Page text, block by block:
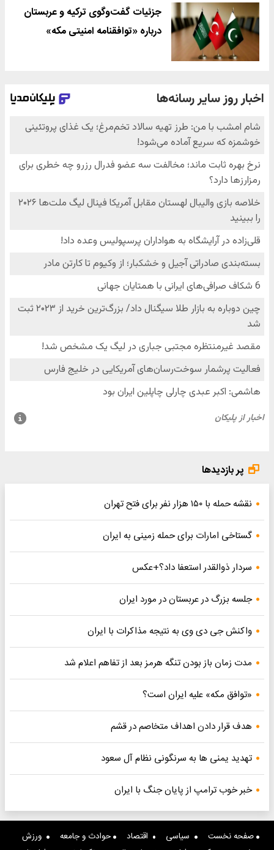
جزئیات گفت‌وگوی ترکیه و عربستان
درباره «توافقنامه امنیتی مکه»
پر بازدیدها
نقشه حمله با ۱۵۰ هزار نفر برای فتح تهران
گستاخی امارات برای حمله زمینی به ایران
سردار ذوالقدر استعفا داد؟+عکس
جلسه بزرگ در عربستان در مورد ایران
واکنش جی دی وی به نتیجه مذاکرات با ایران
مدت زمان باز بودن تنگه هرمز بعد از تفاهم اعلام شد
«توافق مکه» علیه ایران است؟
هدف قرار دادن اهداف متخاصم در قشم
تهدید یمنی ها به سرنگونی نظام آل سعود
خبر خوب ترامپ از پایان جنگ با ایران
صفحه نخست سیاسی اقتصاد حوادث و جامعه
ورزش